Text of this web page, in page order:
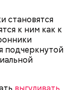
становятся
к ним как к
подчеркнутой
щи, котлеты,
омлет,